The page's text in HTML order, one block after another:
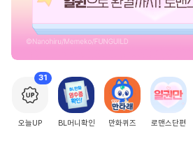
31
오늘UP BL머니확인 만화퀴즈 로맨스단편